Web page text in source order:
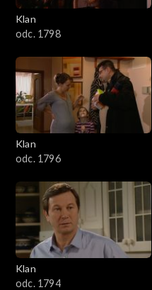
4101–4200
3901–4000
3801–3900
3701–3800
3601–3700
3501–3600
3401–3500
Klan
odc. 1798
Klan
odc. 1796
Klan
odc. 1794